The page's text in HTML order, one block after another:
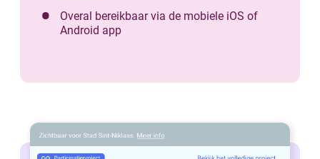
Overal bereikbaar via de mobiele iOS of
Android app